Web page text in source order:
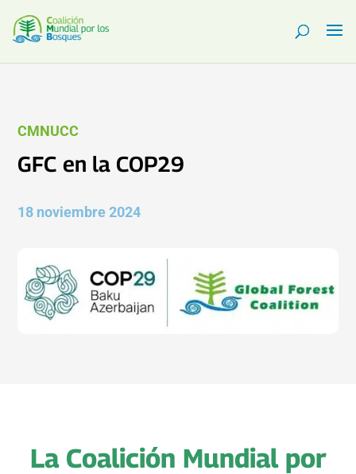
CMNUCC
GFC en la COP29
18 noviembre 2024
La Coalición Mundial por